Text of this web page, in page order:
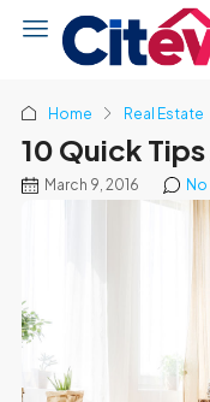
Home Real Estate
10 Quick
March 9, 2016